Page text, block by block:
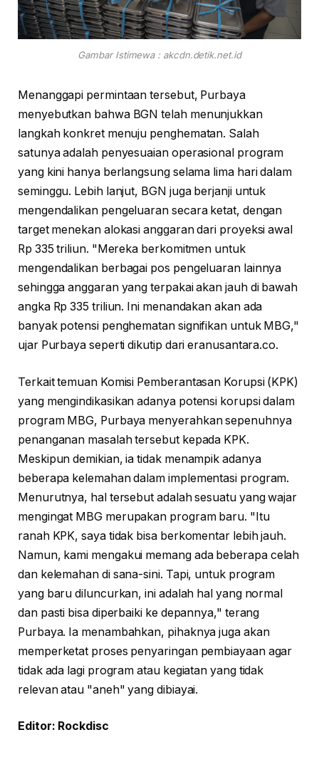
Gambar Istimewa : akcdn.detik.net.id
Menanggapi permintaan tersebut, Purbaya
menyebutkan bahwa BGN telah menunjukkan
langkah konkret menuju penghematan. Salah
satunya adalah penyesuaian operasional program
yang kini hanya berlangsung selama lima hari dalam
seminggu. Lebih lanjut, BGN juga berjanji untuk
mengendalikan pengeluaran secara ketat, dengan
target menekan alokasi anggaran dari proyeksi awal
Rp 335 triliun. "Mereka berkomitmen untuk
mengendalikan berbagai pos pengeluaran lainnya
sehingga anggaran yang terpakai akan jauh di bawah
angka Rp 335 triliun. Ini menandakan akan ada
banyak potensi penghematan signifikan untuk MBG,"
ujar Purbaya seperti dikutip dari eranusantara.co.
Terkait temuan Komisi Pemberantasan Korupsi (KPK)
yang mengindikasikan adanya potensi korupsi dalam
program MBG, Purbaya menyerahkan sepenuhnya
penanganan masalah tersebut kepada KPK.
Meskipun demikian, ia tidak menampik adanya
beberapa kelemahan dalam implementasi program.
Menurutnya, hal tersebut adalah sesuatu yang wajar
mengingat MBG merupakan program baru. "Itu
ranah KPK, saya tidak bisa berkomentar lebih jauh.
Namun, kami mengakui memang ada beberapa celah
dan kelemahan di sana-sini. Tapi, untuk program
yang baru diluncurkan, ini adalah hal yang normal
dan pasti bisa diperbaiki ke depannya," terang
Purbaya. Ia menambahkan, pihaknya juga akan
memperketat proses penyaringan pembiayaan agar
tidak ada lagi program atau kegiatan yang tidak
relevan atau "aneh" yang dibiayai.
Editor: Rockdisc